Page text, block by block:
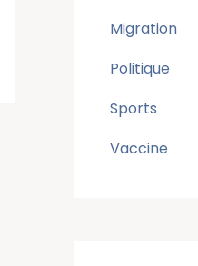
Migration
Politique
Sports
Vaccine